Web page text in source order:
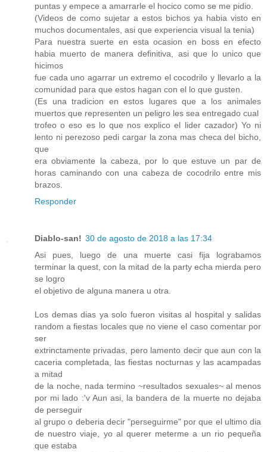
puntas y empece a amarrarle el hocico como se me pidio.
(Videos de como sujetar a estos bichos ya habia visto en
muchos documentales, asi que experiencia visual la tenia)
Para nuestra suerte en esta ocasion en boss en efecto
habia muerto de manera definitiva, asi que lo unico que
hicimos
fue cada uno agarrar un extremo el cocodrilo y llevarlo a la
comunidad para que estos hagan con el lo que gusten.
(Es una tradicion en estos lugares que a los animales
muertos que representen un peligro les sea entregado cual
trofeo o eso es lo que nos explico el lider cazador) Yo ni
lento ni perezoso pedi cargar la zona mas checa del bicho,
que
era obviamente la cabeza, por lo que estuve un par de
horas caminando con una cabeza de cocodrilo entre mis
brazos.
Responder
Diablo-san! 30 de agosto de 2018 a las 17:34
Asi pues, luego de una muerte casi fija lograbamos
terminar la quest, con la mitad de la party echa mierda pero
se logro
el objetivo de alguna manera u otra.
Los demas dias ya solo fueron visitas al hospital y salidas
random a fiestas locales que no viene el caso comentar por
ser
extrinctamente privadas, pero lamento decir que aun con la
caceria completada, las fiestas nocturnas y las acampadas
a mitad
de la noche, nada termino ~resultados sexuales~ al menos
por mi lado :'v Aun asi, la bandera de la muerte no dejaba
de perseguir
al grupo o deberia decir "perseguirme" por que el ultimo dia
de nuestro viaje, yo al querer meterme a un rio pequeña
que estaba